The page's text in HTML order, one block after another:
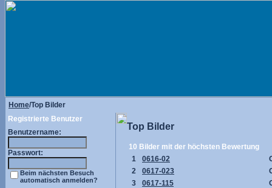
Home/Top Bilder
Registrierte Benutzer
Benutzername:
Passwort:
Beim nächsten Besuch
automatisch anmelden?
Top Bilder
10 Bilder mit der höchsten Bewertung
1
0616-02
2
0617-023
3
0617-115